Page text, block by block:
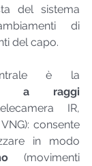
del sistema
di
del capo.
a raggi
IR,
consente
in modo
(movimenti